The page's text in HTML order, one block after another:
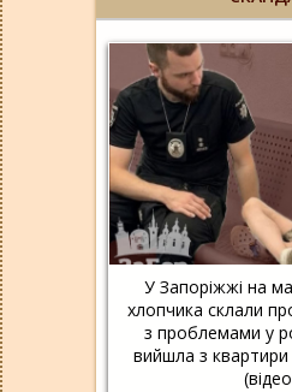
У Запоріжжі на
хлопчика склали
з проблемами у
вийшла з квартири